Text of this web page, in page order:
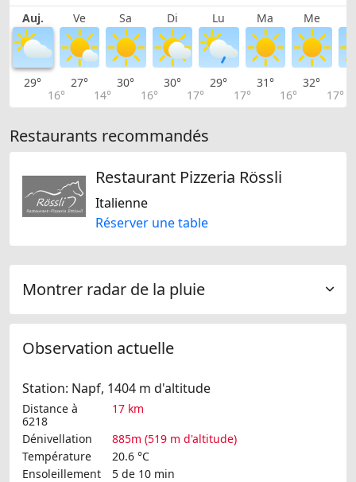
Auj. Ve Sa Di Lu Ma Me
29°
16°
27°
14°
30°
16°
30°
17°
29°
17°
31°
16°
32°
17°
Restaurants recommandés
Restaurant Pizzeria Rössli
Italienne
Réserver une table
Montrer radar de la pluie
Observation actuelle
Station: Napf, 1404 m d'altitude
Distance à
6218
17 km
Dénivellation
885m (519 m d'altitude)
Température
20.6 °C
Ensoleillement
5 de 10 min